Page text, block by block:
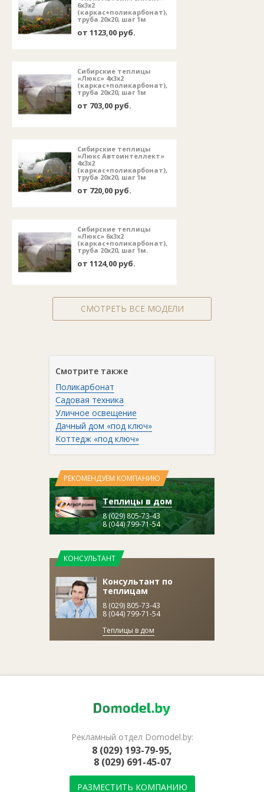
6х3х2
(каркас+поликарбонат),
труба 20х20, шаг 1м
от 1123,00 руб.
Сибирские теплицы
«Люкс» 4х3х2
(каркас+поликарбонат),
труба 20х20, шаг 1м
от 703,00 руб.
Сибирские теплицы
«Люкс Автоинтеллект»
4х3х2
(каркас+поликарбонат),
труба 20х20, шаг 1м
от 720,00 руб.
Сибирские теплицы
«Люкс» 6х3х2
(каркас+поликарбонат),
труба 20х20, шаг 1м.
от 1124,00 руб.
СМОТРЕТЬ ВСЕ МОДЕЛИ
Смотрите также
Поликарбонат
Садовая техника
Уличное освещение
Дачный дом «под ключ»
Коттедж «под ключ»
РЕКОМЕНДУЕМ КОМПАНИЮ
Теплицы в дом
8 (029) 805-73-43
8 (044) 799-71-54
КОНСУЛЬТАНТ
Консультант по
теплицам
8 (029) 805-73-43
8 (044) 799-71-54
Теплицы в дом
Рекламный отдел Domodel.by:
8 (029) 193-79-95,
8 (029) 691-45-07
РАЗМЕСТИТЬ КОМПАНИЮ